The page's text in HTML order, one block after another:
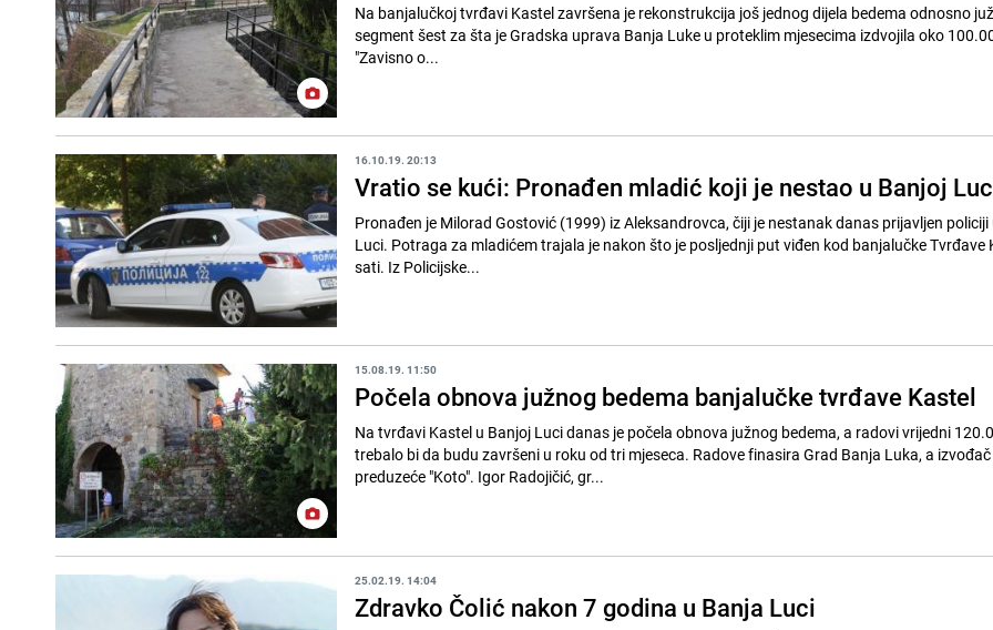
Na banjalučkoj tvrđavi Kastel završena je rekonstrukcija još jednog dijela bedema odnosno
segment šest za šta je Gradska uprava Banja Luke u proteklim mjesecima izdvojila oko
"Zavisno o...
16.10.19. 20:13
Vratio se kući: Pronađen mladić koji je nestao u Banjoj
Pronađen je Milorad Gostović (1999) iz Aleksandrovca, čiji je nestanak danas prijavljen policiji
Luci. Potraga za mladićem trajala je nakon što je posljednji put viđen kod banjalučke Tvrđave
sati. Iz Policijske...
15.08.19. 11:50
Počela obnova južnog bedema banjalučke tvrđave Kastel
Na tvrđavi Kastel u Banjoj Luci danas je počela obnova južnog bedema, a radovi vrijedni
trebalo bi da budu završeni u roku od tri mjeseca. Radove finasira Grad Banja Luka, a izvođač
preduzeće "Koto". Igor Radojičić, gr...
25.02.19. 14:04
Zdravko Čolić nakon 7 godina u Banja Luci